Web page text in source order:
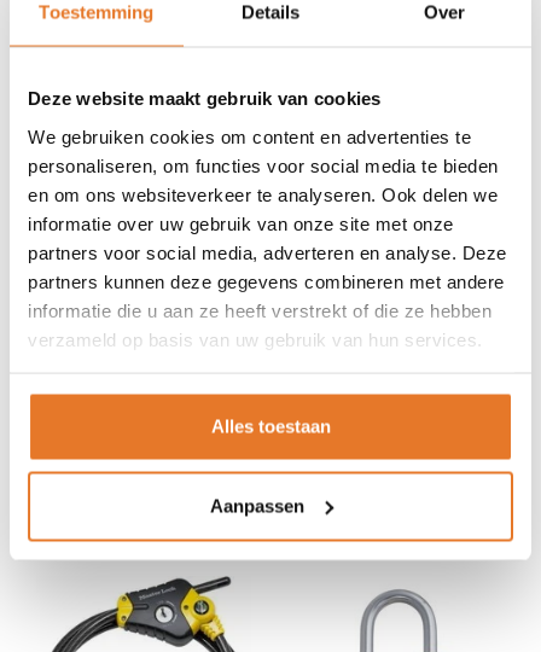
Toestemming Details Over
Deze website maakt gebruik van cookies
We gebruiken cookies om content en advertenties te
personaliseren, om functies voor social media te bieden
en om ons websiteverkeer te analyseren. Ook delen we
informatie over uw gebruik van onze site met onze
partners voor social media, adverteren en analyse. Deze
partners kunnen deze gegevens combineren met andere
informatie die u aan ze heeft verstrekt of die ze hebben
verzameld op basis van uw gebruik van hun services.
Alles toestaan
Aanpassen
GRATIS VERZENDING V.A. €75,-
Masterlock